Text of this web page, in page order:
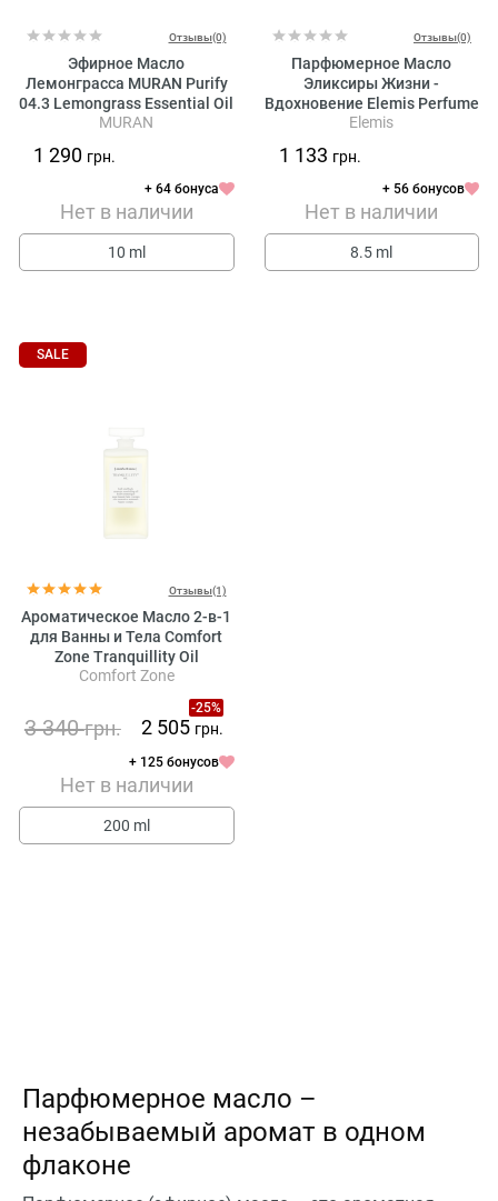
Отзывы(0)
Эфирное Масло
Лемонграсса MURAN Purify
04.3 Lemongrass Essential Oil
MURAN
1 290 грн.
+ 64 бонуса
Нет в наличии
10 ml
Отзывы(0)
Парфюмерное Масло
Эликсиры Жизни -
Вдохновение Elemis Perfume
Oil Clarity
Elemis
1 133 грн.
+ 56 бонусов
Нет в наличии
8.5 ml
SALE
Отзывы(1)
Ароматическое Масло 2-в-1
для Ванны и Тела Comfort
Zone Tranquillity Oil
Comfort Zone
-25%
3 340грн. 2 505 грн.
+ 125 бонусов
Нет в наличии
200 ml
Парфюмерное масло –
незабываемый аромат в одном
флаконе